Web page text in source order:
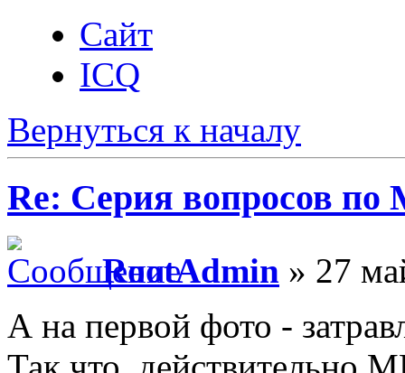
Сайт
ICQ
Вернуться к началу
Re: Серия вопросов
RootAdmin » 27
А на первой фото -